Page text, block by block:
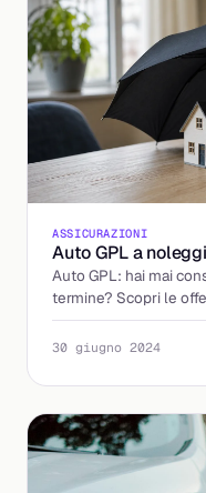
ASSICURAZIONI
Auto GPL a
Auto GPL: hai mai
termine? Scopri le
Billding.it!
30 giugno 2024